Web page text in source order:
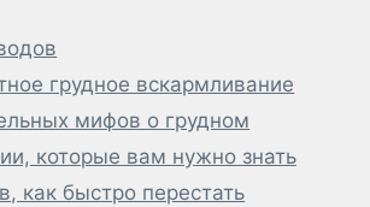
грудное вскармливание
мифов о грудном
которые вам нужно знать
как быстро перестать